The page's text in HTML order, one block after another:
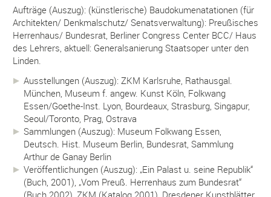
Aufträge (Auszug): (künstlerische) Baudokumenatationen (für
Architekten/ Denkmalschutz/ Senatsverwaltung): Preußisches
Herrenhaus/ Bundesrat, Berliner Congress Center BCC/ Haus
des Lehrers, aktuell: Generalsanierung Staatsoper unter den
Linden.
Ausstellungen (Auszug): ZKM Karlsruhe, Rathausgal.
München, Museum f. angew. Kunst Köln, Folkwang
Essen/Goethe-Inst. Lyon, Bourdeaux, Strasburg, Singapur,
Seoul/Toronto, Prag, Ostrava
Sammlungen (Auszug): Museum Folkwang Essen,
Deutsch. Hist. Museum Berlin, Bundesrat, Sammlung
Arthur de Ganay Berlin
Veröffentlichungen (Auszug): „Ein Palast u. seine Republik“
(Buch, 2001), „Vom Preuß. Herrenhaus zum Bundesrat“
(Buch 2002), ZKM (Katalog 2001), Dresdener Kunstblätter